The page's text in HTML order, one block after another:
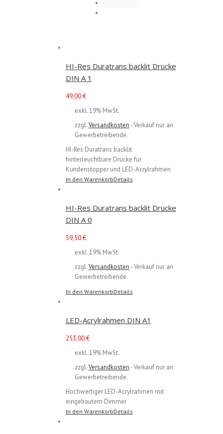
HI-Res Duratrans backlit Drucke
DIN A 1
49,00€
exkl. 19% MwSt.
zzgl.Versandkosten - Verkauf nur an
Gewerbetreibende.
HI-Res Duratrans backlit
hinterleuchtbare Drucke für
Kundenstopper und LED-Acrylrahmen
In den WarenkorbDetails
HI-Res Duratrans backlit Drucke
DIN A 0
59,50€
exkl. 19% MwSt.
zzgl.Versandkosten - Verkauf nur an
Gewerbetreibende.
In den WarenkorbDetails
LED-Acrylrahmen DIN A1
253,00€
exkl. 19% MwSt.
zzgl.Versandkosten - Verkauf nur an
Gewerbetreibende.
Hochwertiger LED-Acrylrahmen mit
eingebautem Dimmer
In den WarenkorbDetails